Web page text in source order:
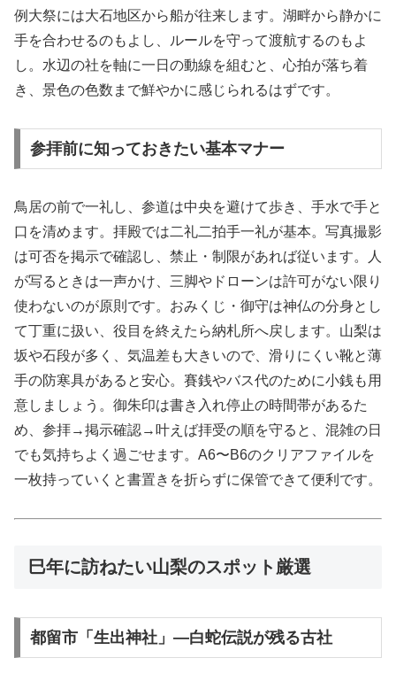
例大祭には大石地区から船が往来します。湖畔から静かに
手を合わせるのもよし、ルールを守って渡航するのもよ
し。水辺の社を軸に一日の動線を組むと、心拍が落ち着
き、景色の色数まで鮮やかに感じられるはずです。
参拝前に知っておきたい基本マナー
鳥居の前で一礼し、参道は中央を避けて歩き、手水で手と
口を清めます。拝殿では二礼二拍手一礼が基本。写真撮影
は可否を掲示で確認し、禁止・制限があれば従います。人
が写るときは一声かけ、三脚やドローンは許可がない限り
使わないのが原則です。おみくじ・御守は神仏の分身とし
て丁重に扱い、役目を終えたら納札所へ戻します。山梨は
坂や石段が多く、気温差も大きいので、滑りにくい靴と薄
手の防寒具があると安心。賽銭やバス代のために小銭も用
意しましょう。御朱印は書き入れ停止の時間帯があるた
め、参拝→掲示確認→叶えば拝受の順を守ると、混雑の日
でも気持ちよく過ごせます。A6〜B6のクリアファイルを
一枚持っていくと書置きを折らずに保管できて便利です。
巳年に訪ねたい山梨のスポット厳選
都留市「生出神社」—白蛇伝説が残る古社